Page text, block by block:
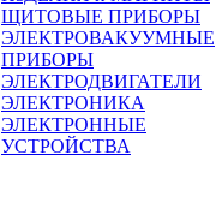
ЩИТОВЫЕ ПРИБОРЫ
ЭЛЕКТРОВАКУУМНЫЕ
ПРИБОРЫ
ЭЛЕКТРОДВИГАТЕЛИ
ЭЛЕКТРОНИКА
ЭЛЕКТРОННЫЕ
УСТРОЙСТВА